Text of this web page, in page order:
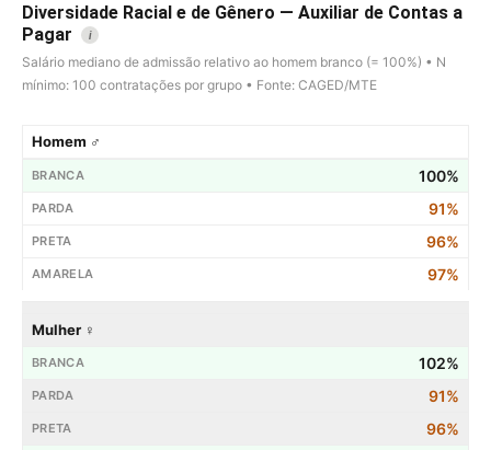
Diversidade Racial e de Gênero — Auxiliar de Contas a
Pagar
i
Salário mediano de admissão relativo ao homem branco (= 100%) • N
mínimo: 100 contratações por grupo • Fonte: CAGED/MTE
Homem ♂
100%
91%
96%
97%
Mulher ♀
102%
91%
96%